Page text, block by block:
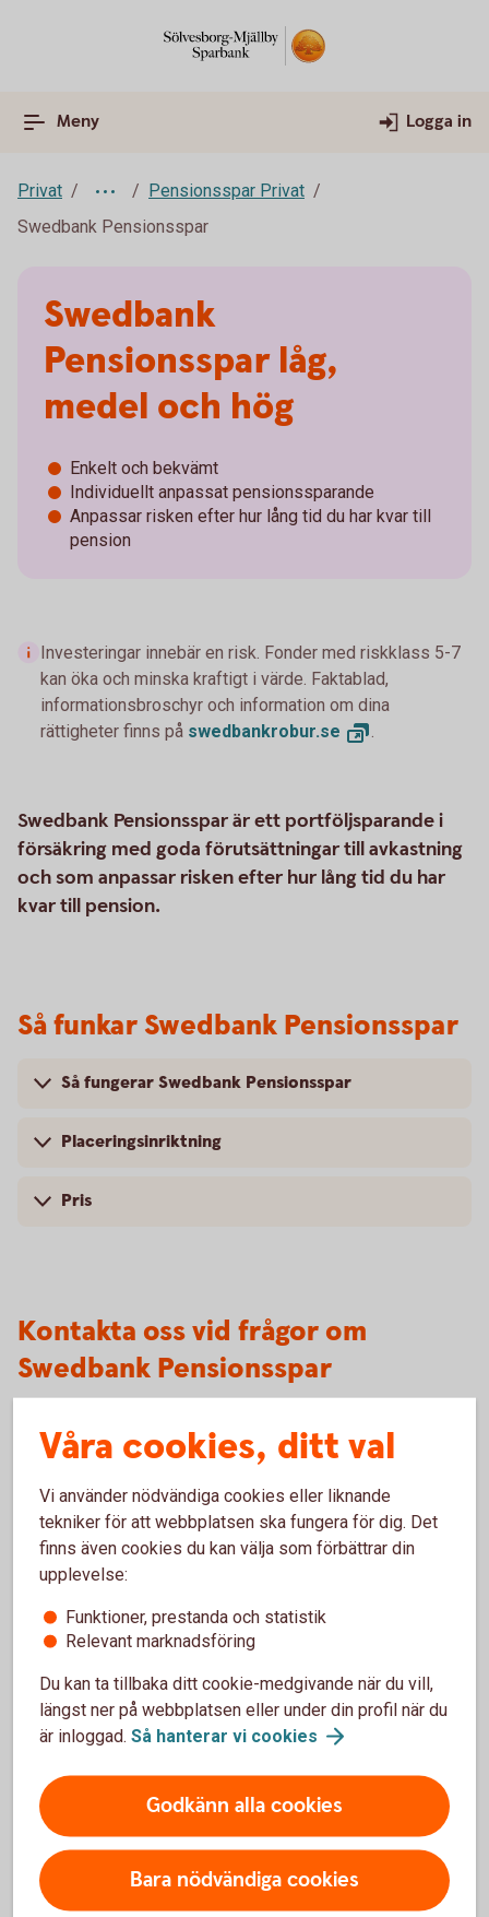
Meny Logga in
Privat
Pensionsspar Privat
Swedbank Pensionsspar
Swedbank
Pensionsspar låg,
medel och hög
Enkelt och bekvämt
Individuellt anpassat pensionssparande
Anpassar risken efter hur lång tid du har kvar till
pension
Investeringar innebär en risk. Fonder med riskklass 5-7
kan öka och minska kraftigt i värde. Faktablad,
informationsbroschyr och information om dina
rättigheter finns på swedbankrobur.se .
Swedbank Pensionsspar är ett portföljsparande i
försäkring med goda förutsättningar till avkastning
och som anpassar risken efter hur lång tid du har
kvar till pension.
Så funkar Swedbank Pensionsspar
Så fungerar Swedbank Pensionsspar
Placeringsinriktning
Pris
Kontakta oss vid frågor om
Swedbank Pensionsspar
Ring oss
Ring 0456-42400
Besök oss
Välkommen till ett av våra kontor så hjälper vi dig.
Hitta dittbankkontor
För att se detta innehåll behöver du först
godkänna cookies för Funktioner, prestanda
Våra cookies, ditt val
Vi använder nödvändiga cookies eller liknande
tekniker för att webbplatsen ska fungera för dig. Det
finns även cookies du kan välja som förbättrar din
upplevelse:
Funktioner, prestanda och statistik
Relevant marknadsföring
Du kan ta tillbaka ditt cookie-medgivande när du vill,
längst ner på webbplatsen eller under din profil när du
är inloggad. Så hanterar vi cookies
Godkänn alla cookies
Bara nödvändiga cookies